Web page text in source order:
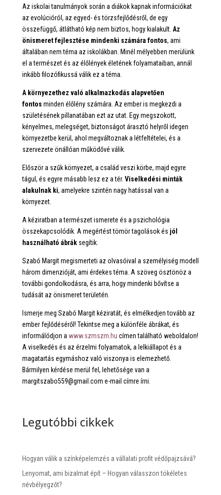
Az iskolai tanulmányok során a diákok kapnak információkat
az evolúcióról, az egyed- és törzsfejlődésről, de egy
összefüggő, átlátható kép nem biztos, hogy kialakult. Az
önismeret fejlesztése mindenki számára fontos, ami
általában nem téma az iskolákban. Minél mélyebben merülünk
el a természet és az élőlények életének folyamataiban, annál
inkább filozófikussá válik ez a téma.
A környezethez való alkalmazkodás alapvetően
fontos minden élőlény számára. Az ember is megkezdi a
születésének pillanatában ezt az utat. Egy megszokott,
kényelmes, melegséget, biztonságot árasztó helyről idegen
környezetbe kerül, ahol megváltoznak a létfeltételei, és a
szervezete önállóan működővé válik.
Először a szűk környezet, a család veszi körbe, majd egyre
tágul, és egyre másabb lesz ez a tér. Viselkedési minták
alakulnak ki, amelyekre szintén nagy hatással van a
környezet.
A kéziratban a természet ismerete és a pszichológia
összekapcsolódik. A megértést tömör tagolások és jól
használható ábrák segítik.
Szabó Margit megismerteti az olvasóival a személyiség modell
három dimenzióját, ami érdekes téma. A szöveg ösztönöz a
további gondolkodásra, és arra, hogy mindenki bővítse a
tudását az önismeret területén.
Ismerje meg Szabó Margit kéziratát, és elmélkedjen tovább az
ember fejlődéséről! Tekintse meg a különféle ábrákat, és
informálódjon a www.szmszm.hu címen található weboldalon!
A viselkedés és az érzelmi folyamatok, a lelkiállapot és a
magatartás egymáshoz való viszonya is elemezhető.
Bármilyen kérdése merül fel, lehetősége van a
margitszabo559@gmail.com e-mail címre írni.
Legutóbbi cikkek
Hogyan válik a színképelemzés a vállalati profit védőpajzsává?
Lenyomat, ami bizalmat épít – Hogyan válasszon tökéletes
névbélyegzőt?